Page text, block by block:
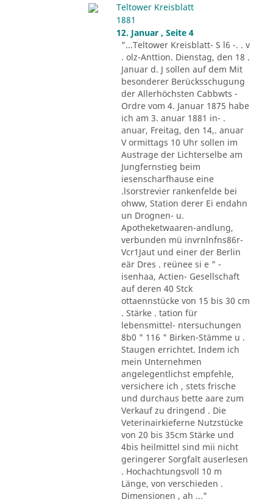
Teltower Kreisblatt
1881
12. Januar , Seite 4
"...Teltower Kreisblatt- S l6 -. . v
. olz-Anttion. Dienstag, den 18 .
Januar d. J sollen auf dem Mit
besonderer Berücksschugung
der Allerhöchsten Cabbwts -
Ordre vom 4. Januar 1875 habe
ich am 3. anuar 1881 in- .
anuar, Freitag, den 14,. anuar
V ormittags 10 Uhr sollen im
Austrage der Lichterselbe am
Jungfernstieg beim
iesenscharfhause eine
.lsorstrevier rankenfelde bei
ohww, Station derer Ei endahn
un Drognen- u.
Apotheketwaaren-andlung,
verbunden mü invrnlnfns86r-
Vcr1Jaut und einer der Berlin
eär Dres . reünee si e " -
isenhaa, Actien- Gesellschaft
auf deren 40 Stck
ottaennstücke von 15 bis 30 cm
. Stärke . tation für
lebensmittel- ntersuchungen
8b0 " 116 " Birken-Stämme u .
Staugen errichtet. Indem ich
mein Unternehmen
angelegentlichst empfehle,
versichere ich , stets frische
und durchaus bette aare zum
Verkauf zu dringend . Die
Veterinairkieferne Nutzstücke
von 20 bis 35cm Stärke und
4bis heilmittel sind mii nicht
geringerer Sorgfalt auserlesen
. Hochachtungsvoll 10 m
Länge, von verschieden .
Dimensionen , ah ..."